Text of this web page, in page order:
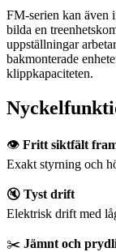
FM-serien kan även
bilda en
uppställningar
bakmonterade
klippkapaciteten.
👁️ Fritt siktfält
Exakt styrning och
🔇 Tyst drift
Elektrisk drift med
✂️ Jämnt och